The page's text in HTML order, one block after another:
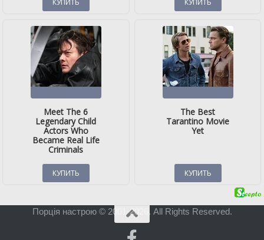
Порція настрою © 2001-2026. All Rights Reserved.